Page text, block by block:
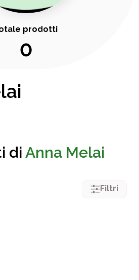
prodotti
0
di Anna Melai
Filtri